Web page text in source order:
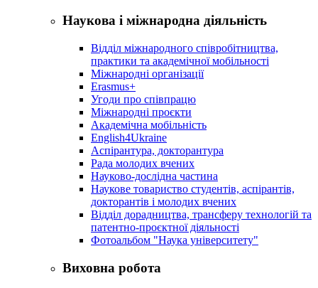
Наукова і міжнародна діяльність
Відділ міжнародного співробітництва,
практики та академічної мобільності
Міжнародні організації
Erasmus+
Угоди про співпрацю
Міжнародні проєкти
Академічна мобільність
English4Ukraine
Аспірантура, докторантура
Рада молодих вчених
Науково-дослідна частина
Наукове товариство студентів, аспірантів,
докторантів і молодих вчених
Відділ дорадництва, трансферу технологій та
патентно-проєктної діяльності
Фотоальбом "Наука університету"
Виховна робота